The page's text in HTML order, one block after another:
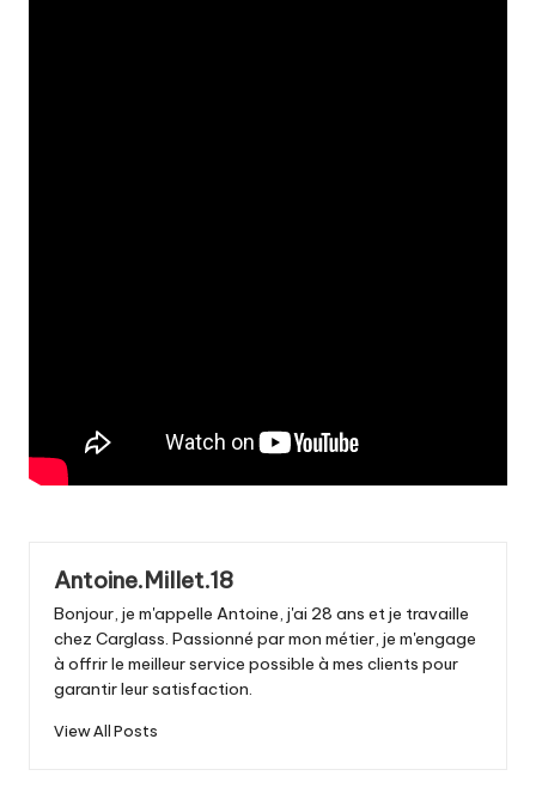
Antoine.Millet.18
Bonjour, je m'appelle Antoine, j'ai 28 ans et je travaille
chez Carglass. Passionné par mon métier, je m'engage
à offrir le meilleur service possible à mes clients pour
garantir leur satisfaction.
View All Posts